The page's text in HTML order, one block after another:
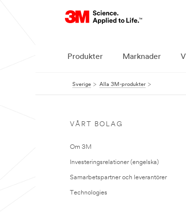
Produkter Marknader
Sverige Alla 3M-produkter
VÅRT BOLAG
Om 3M
Investeringsrelationer (engelska)
Samarbetspartner och leverantörer
Technologies